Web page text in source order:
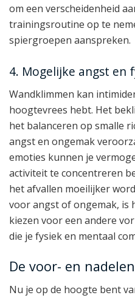
om een verscheidenheid
trainingsroutine op te
spiergroepen aanspreken.
4. Mogelijke angst en
Wandklimmen kan
hoogtevrees hebt. Het
het balanceren op smalle
angst en ongemak
emoties kunnen je
activiteit te concentreren
het afvallen moeilijker
voor angst of ongemak, is
kiezen voor een andere
die je fysiek en mentaal
De voor- en
Nu je op de hoogte bent